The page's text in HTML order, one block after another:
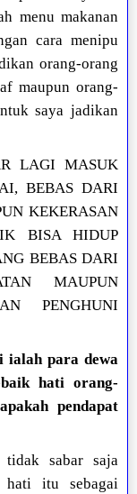
menu makanan
cara menipu
orang-orang
maupun orang-
saya jadikan
LAGI MASUK
BEBAS DARI
KEKERASAN
BISA HIDUP
BEBAS DARI
MAUPUN
PENGHUNI
ialah para dewa
hati orang-
pendapat
tidak sabar saja
hati itu sebagai